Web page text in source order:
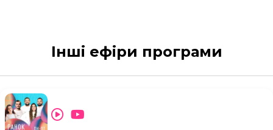
Інші ефіри програми